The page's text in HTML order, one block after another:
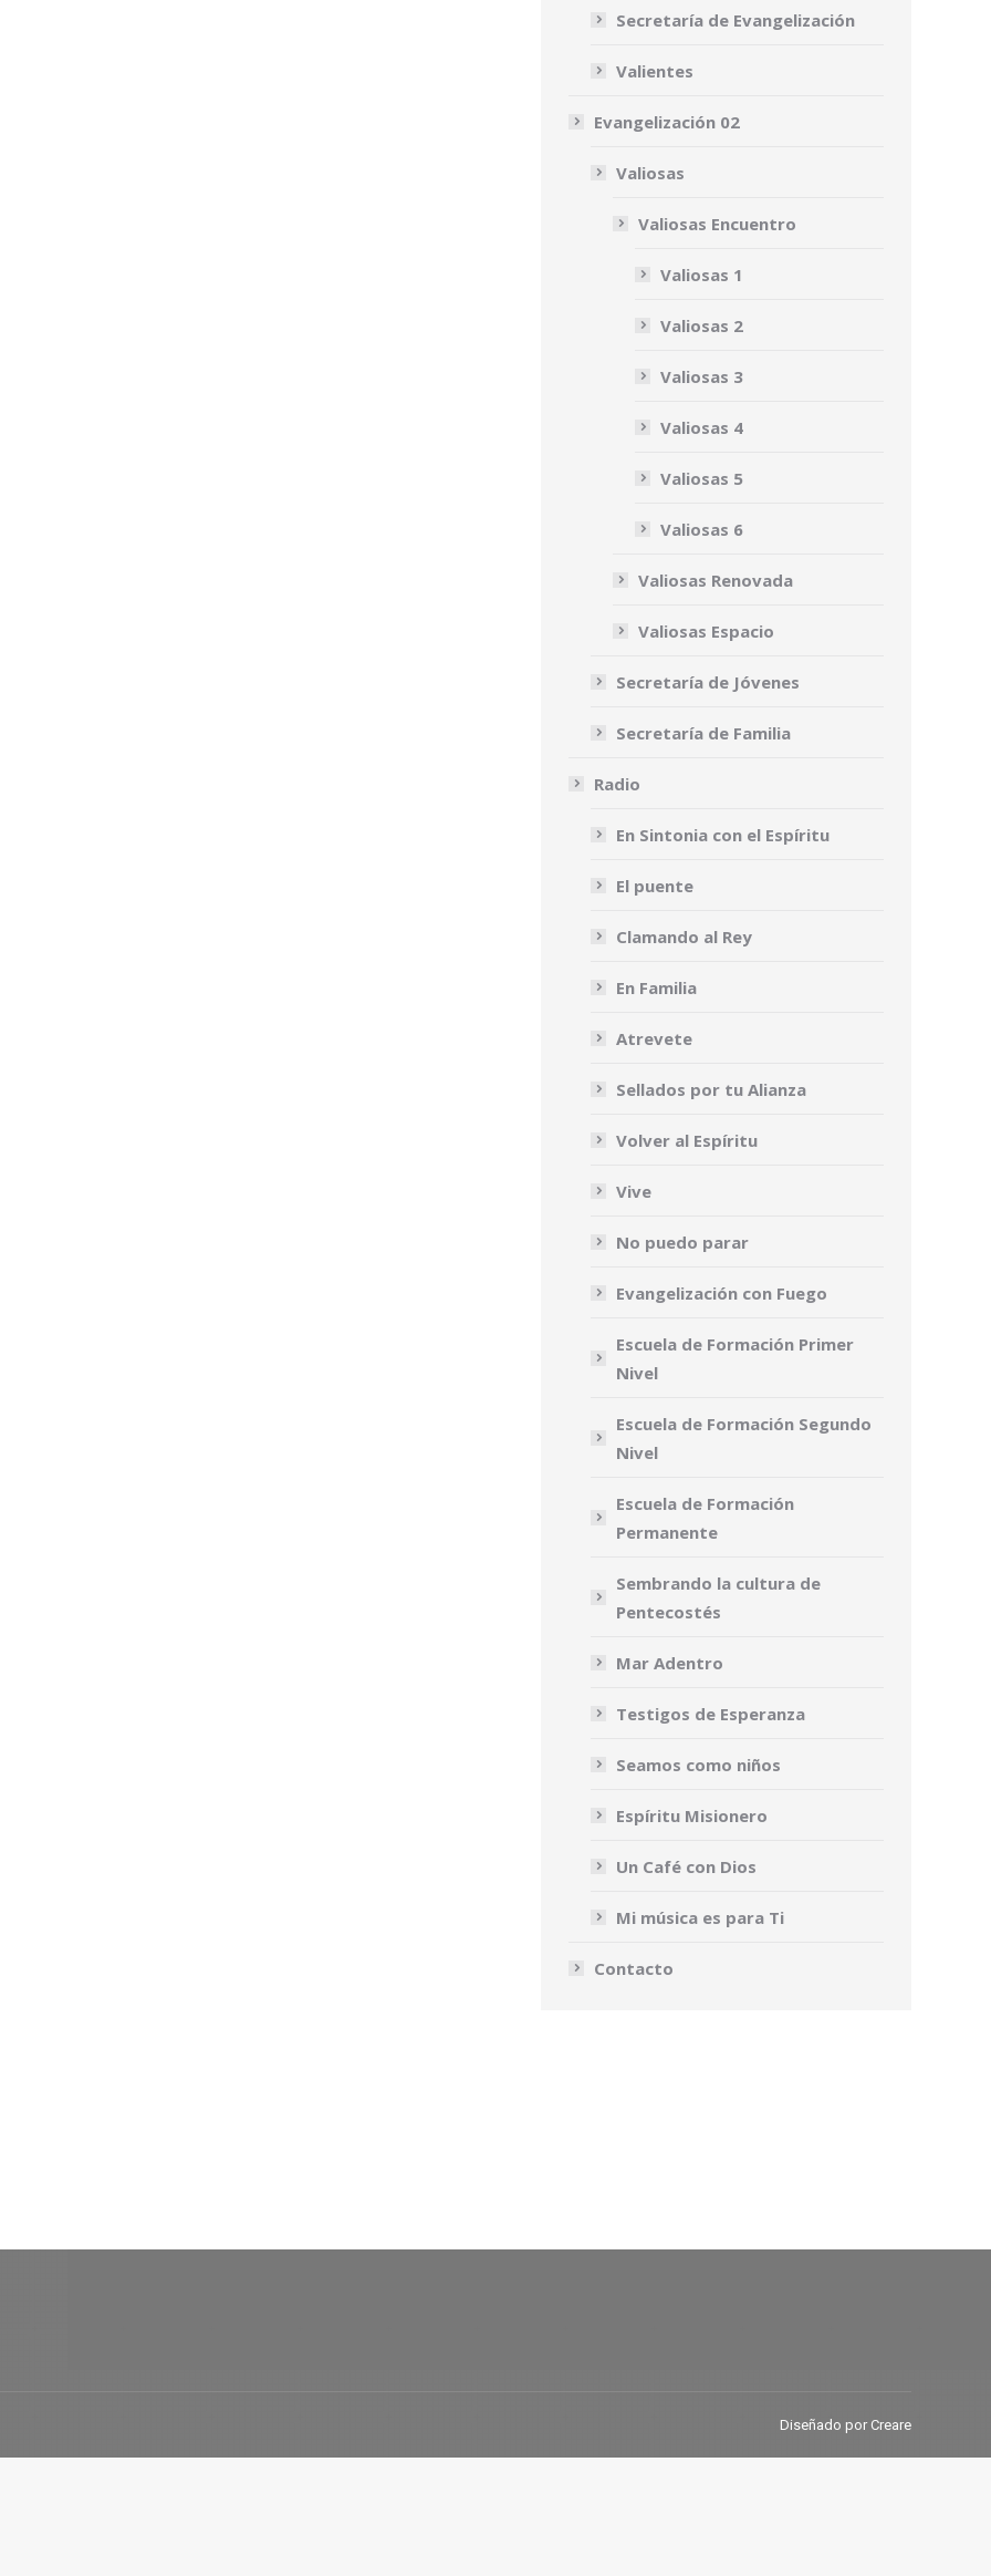
Secretaría de Evangelización
Valientes
Evangelización 02
Valiosas
Valiosas Encuentro
Valiosas 1
Valiosas 2
Valiosas 3
Valiosas 4
Valiosas 5
Valiosas 6
Valiosas Renovada
Valiosas Espacio
Secretaría de Jóvenes
Secretaría de Familia
Radio
En Sintonia con el Espíritu
El puente
Clamando al Rey
En Familia
Atrevete
Sellados por tu Alianza
Volver al Espíritu
Vive
No puedo parar
Evangelización con Fuego
Escuela de Formación Primer
Nivel
Escuela de Formación Segundo
Nivel
Escuela de Formación
Permanente
Sembrando la cultura de
Pentecostés
Mar Adentro
Testigos de Esperanza
Seamos como niños
Espíritu Misionero
Un Café con Dios
Mi música es para Ti
Contacto
Diseñado por Creare